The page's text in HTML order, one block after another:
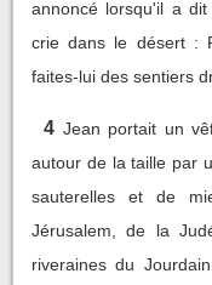
annoncé lorsqu'il a
crie dans le désert :
faites-lui des sentiers
4 Jean portait un
autour de la taille par
sauterelles et de
Jérusalem, de la
riveraines du Jourdain.